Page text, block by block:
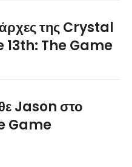
της Crystal
13th: The Game
Jason στο
Game